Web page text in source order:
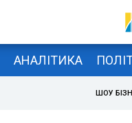
АНАЛІТИКА
ШОУ